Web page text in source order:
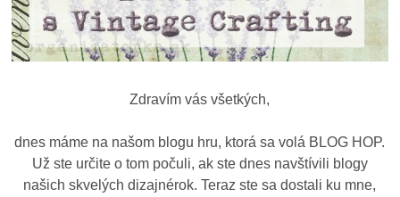
Zdravím vás všetkých,
dnes máme na našom blogu hru, ktorá sa volá BLOG HOP.
Už ste určite o tom počuli, ak ste dnes navštívili blogy
našich skvelých dizajnérok. Teraz ste sa dostali ku mne,